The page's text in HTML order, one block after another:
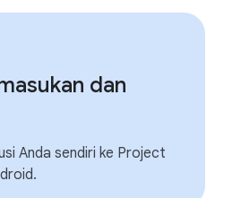
dan
Anda sendiri ke Project